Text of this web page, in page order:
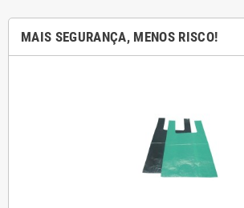
MAIS SEGURANÇA, MENOS RISCO!